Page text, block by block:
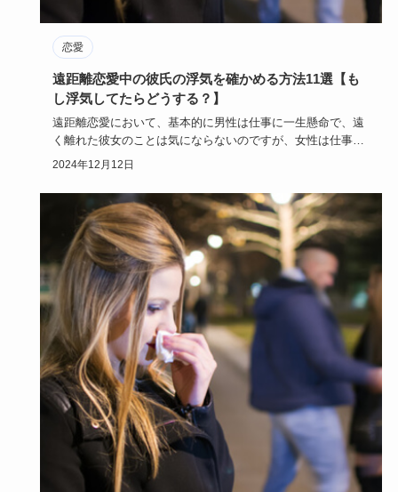
恋愛
遠距離恋愛中の彼氏の浮気を確かめる方法11選【も
し浮気してたらどうする？】
遠距離恋愛において、基本的に男性は仕事に一生懸命で、遠
く離れた彼女のことは気にならないのですが、女性は仕事を
しながらも彼の…
2024年12月12日